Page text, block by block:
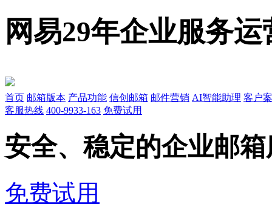
网易29年企业服务
首页 邮箱版本 产品功能 信创邮箱 邮件营销 AI智能助理 客户
客服热线 400-9933-163 免费试用
安全、稳定的企业邮
免费试用